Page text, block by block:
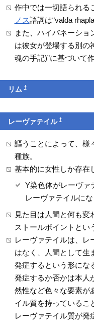
作中では一切語られる
ノス語詞は“valda
また、ハイバネーショ
は彼女が登場する別の
魂の手記)”に基づいて
リム†
レーヴァテイル†
謳うことによって、様
種族。
基本的に女性しか存在
Y染色体がレーヴァ
レーヴァテイルにな
見た目は人間と何も変
ストールポイントとい
レーヴァテイルは、レ
はなく、人間として生
発症するという形にな
発症するか否かは本人
然性など色々な要素が
イル質を持っているこ
レーヴァテイル質が発